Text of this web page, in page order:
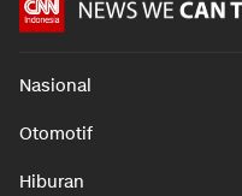
Nasional
Otomotif
Hiburan